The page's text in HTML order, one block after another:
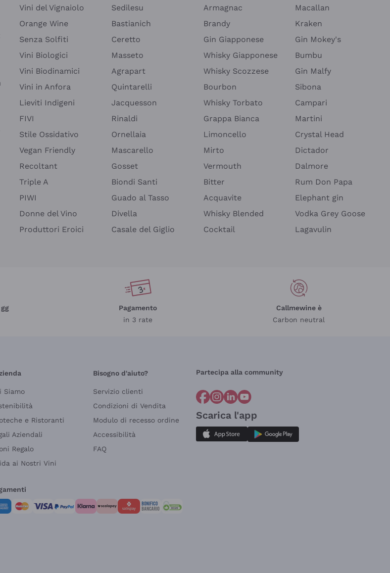
Vini del Vignaiolo
Orange Wine
Senza Solfiti
Vini Biologici
Vini Biodinamici
Vini in Anfora
Lieviti Indigeni
FIVI
Stile Ossidativo
Vegan Friendly
Recoltant
Triple A
PIWI
Donne del Vino
Produttori Eroici
Sedilesu
Bastianich
Ceretto
Masseto
Agrapart
Quintarelli
Jacquesson
Rinaldi
Ornellaia
Mascarello
Gosset
Biondi Santi
Guado al Tasso
Divella
Casale del Giglio
Armagnac
Brandy
Gin Giapponese
Whisky Giapponese
Whisky Scozzese
Bourbon
Whisky Torbato
Grappa Bianca
Limoncello
Mirto
Vermouth
Bitter
Acquavite
Whisky Blended
Cocktail
Macallan
Kraken
Gin Mokey's
Bumbu
Gin Malfy
Sibona
Campari
Martini
Crystal Head
Dictador
Dalmore
Rum Don Papa
Elephant gin
Vodka Grey Goose
Lagavulin
Pagamento
in 3 rate
Callmewine è
Carbon neutral
Siamo
e Ristoranti
Aziendali
Regalo
ai Nostri Vini
Bisogno d'aiuto?
Servizio clienti
Condizioni di Vendita
Modulo di recesso ordine
Accessibilità
FAQ
Partecipa alla community
Scarica l'app